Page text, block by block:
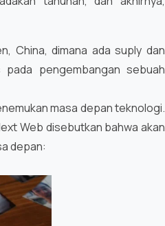
China, dimana ada suply dan
pengembangan sebuah
masa depan teknologi.
Web disebutkan bahwa akan
depan: